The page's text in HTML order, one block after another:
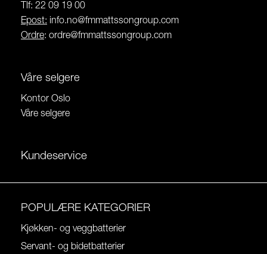
Tlf: 22 09 19 00
Epost: info.no@fmmattssongroup.com
Ordre: ordre@fmmattssongroup.com
Våre selgere
Kontor Oslo
Våre selgere
Kundeservice
POPULÆRE KATEGORIER
Kjøkken- og veggbatterier
Servant- og bidetbatterier